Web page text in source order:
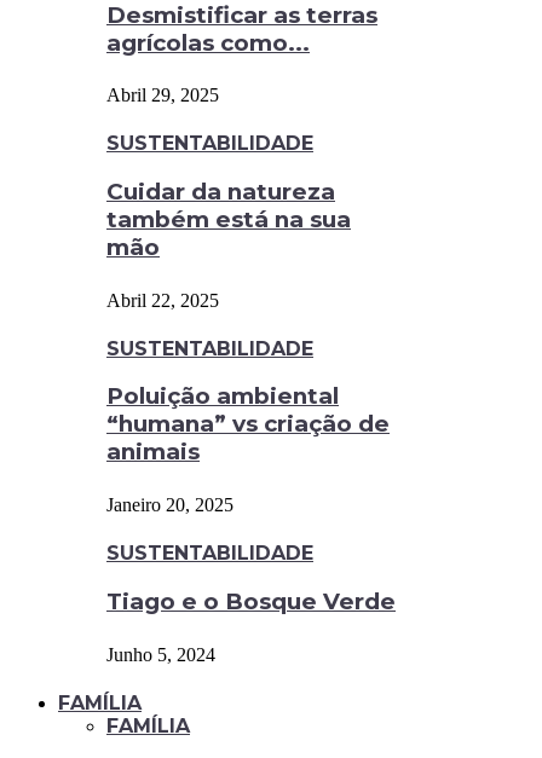
Desmistificar as terras
agrícolas como...
Abril 29, 2025
SUSTENTABILIDADE
Cuidar da natureza
também está na sua
mão
Abril 22, 2025
SUSTENTABILIDADE
Poluição ambiental
“humana” vs criação de
animais
Janeiro 20, 2025
SUSTENTABILIDADE
Tiago e o Bosque Verde
Junho 5, 2024
FAMÍLIA
FAMÍLIA